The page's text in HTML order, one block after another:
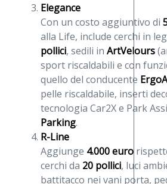
Elegance
Con un costo aggiuntivo di
alla Life, include cerchi in
pollici, sedili in ArtVelours
sport riscaldabili e con
quello del conducente
pelle riscaldabile, inserti
tecnologia Car2X e Park
Parking.
R-Line
Aggiunge 4.000 euro
cerchi da 20 pollici, luci
battitacco nei vani porta,